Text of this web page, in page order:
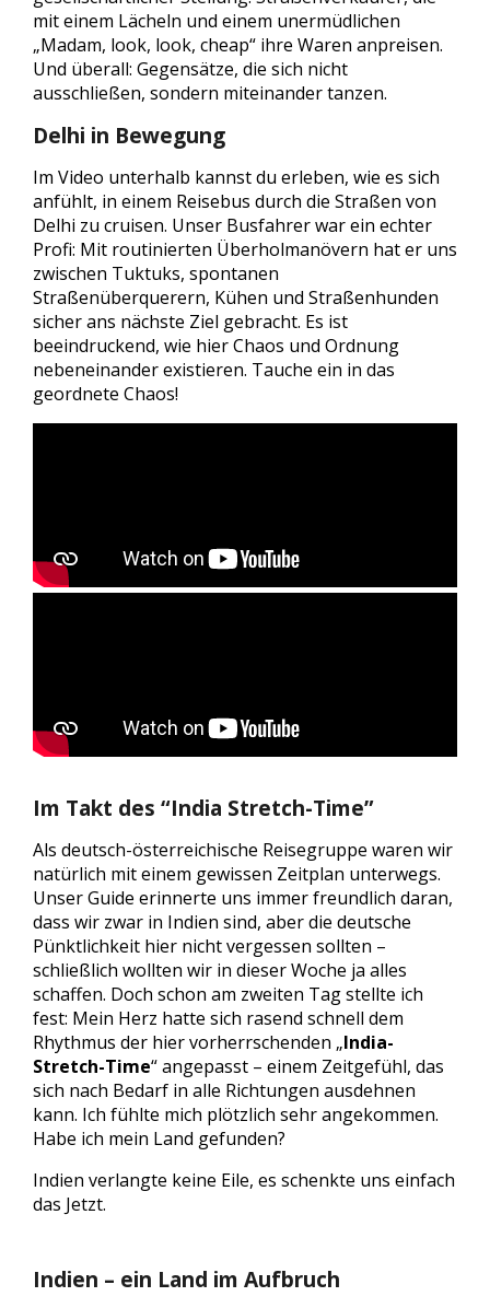
mit einem Lächeln und einem unermüdlichen
„Madam, look, look, cheap“ ihre Waren anpreisen.
Und überall: Gegensätze, die sich nicht
ausschließen, sondern miteinander tanzen.
Delhi in Bewegung
Im Video unterhalb kannst du erleben, wie es sich
anfühlt, in einem Reisebus durch die Straßen von
Delhi zu cruisen. Unser Busfahrer war ein echter
Profi: Mit routinierten Überholmanövern hat er uns
zwischen Tuktuks, spontanen
Straßenüberquerern, Kühen und Straßenhunden
sicher ans nächste Ziel gebracht. Es ist
beeindruckend, wie hier Chaos und Ordnung
nebeneinander existieren. Tauche ein in das
geordnete Chaos!
Im Takt des “India Stretch-Time”
Als deutsch-österreichische Reisegruppe waren wir
natürlich mit einem gewissen Zeitplan unterwegs.
Unser Guide erinnerte uns immer freundlich daran,
dass wir zwar in Indien sind, aber die deutsche
Pünktlichkeit hier nicht vergessen sollten –
schließlich wollten wir in dieser Woche ja alles
schaffen. Doch schon am zweiten Tag stellte ich
fest: Mein Herz hatte sich rasend schnell dem
Rhythmus der hier vorherrschenden „India-
Stretch-Time“ angepasst – einem Zeitgefühl, das
sich nach Bedarf in alle Richtungen ausdehnen
kann. Ich fühlte mich plötzlich sehr angekommen.
Habe ich mein Land gefunden?
Indien verlangte keine Eile, es schenkte uns einfach
das Jetzt.
Indien – ein Land im Aufbruch